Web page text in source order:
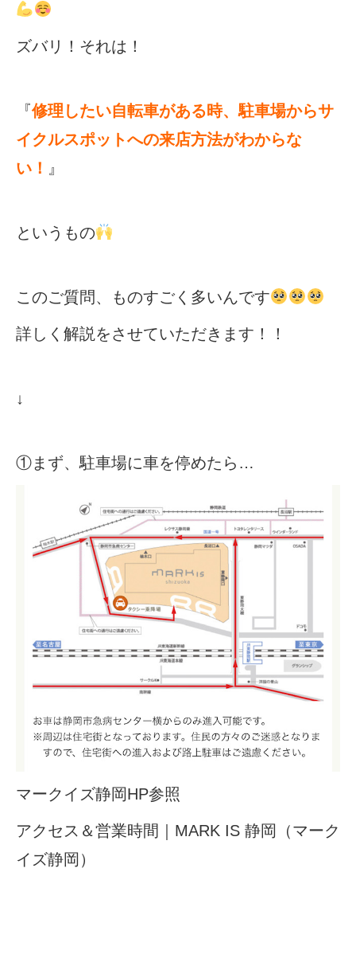
イベント
メディア
募集中の求人情報
法人様
法人様向け割引
個人情報保護
ズバリ！それは！
『修理したい自転車がある時、駐車場からサ
イクルスポットへの来店方法がわからな
い！ 』
というもの
このご質問、ものすごく多いんです
詳しく解説をさせていただきます！！
↓
①まず、駐車場に車を停めたら …
マークイズ静岡HP参照
アクセス＆営業時間｜ MARK IS 静岡（マーク
イズ静岡）